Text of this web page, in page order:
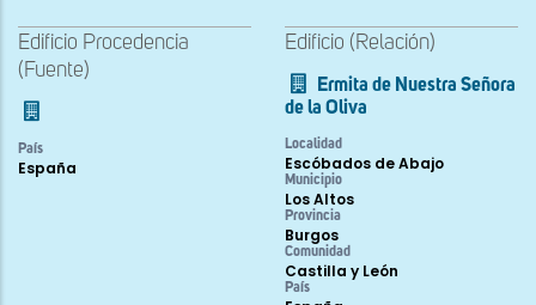
Edificio Procedencia
(Fuente)
País
España
Edificio (Relación)
Ermita de Nuestra Señora
de la Oliva
Localidad
Escóbados de Abajo
Municipio
Los Altos
Provincia
Burgos
Comunidad
Castilla y León
País